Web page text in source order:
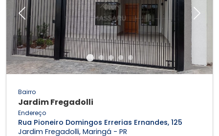
Previous Next
Bairro
Jardim Fregadolli
Endereço
Rua Pioneiro Domingos Errerias Ernandes, 125
Jardim Fregadolli, Maringá - PR